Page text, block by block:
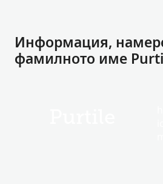
Информация,
фамилното име